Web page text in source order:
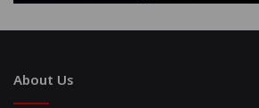
About Us